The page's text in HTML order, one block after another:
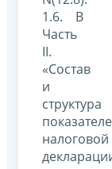
1.6. В
Часть
II.
«Состав
и
структура
налоговой